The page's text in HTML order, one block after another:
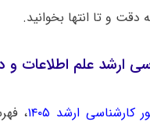
و تا انتها بخوانید.
ارشد علم
ارشد ۱۴۰۵ ،